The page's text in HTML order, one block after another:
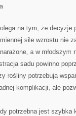
na tym, że decyzje
sile wzrostu nie
a w
sadu powinno
rośliny potrzebują
komplikacji, ale
potrzebna jest szybka